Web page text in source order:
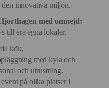
innovativa miljön.
med omnejd:
till era egna lokaler.
kök,
med kyla och
och utrustning.
på olika platser i